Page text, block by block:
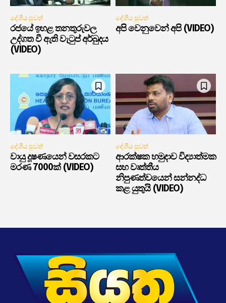
දේශීය පුවත්
රජයේ ඉහළ තනතුරුවල
උද්ගත වී ඇති වැටුප් අර්බුදය
(VIDEO)
දේශීය පුවත්
අපි වෙනුවෙන් අපි (VIDEO)
දේශීය පුවත්
වායු දූෂණයෙන් වසරකට
මරණ 7000ක් (VIDEO)
දේශීය පුවත්
ආරක්ෂක හමුදාව විද්‍යාත්මක
සහ වෘත්තීය
නිපුණත්වයෙන් සන්නද්ධ
කළ යුතුයි (VIDEO)